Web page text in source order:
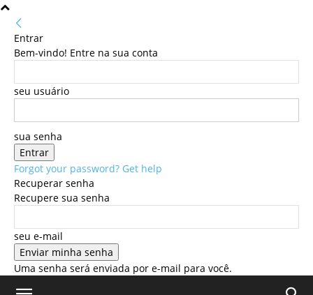
Entrar
Bem-vindo! Entre na sua conta
seu usuário
sua senha
Forgot your password? Get help
Recuperar senha
Recupere sua senha
seu e-mail
Uma senha será enviada por e-mail para você.